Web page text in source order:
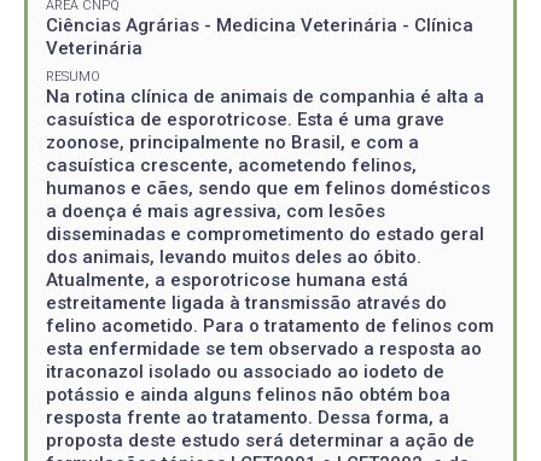
ÁREA CNPQ
Ciências Agrárias - Medicina Veterinária - Clínica
Veterinária
RESUMO
Na rotina clínica de animais de companhia é alta a
casuística de esporotricose. Esta é uma grave
zoonose, principalmente no Brasil, e com a
casuística crescente, acometendo felinos,
humanos e cães, sendo que em felinos domésticos
a doença é mais agressiva, com lesões
disseminadas e comprometimento do estado geral
dos animais, levando muitos deles ao óbito.
Atualmente, a esporotricose humana está
estreitamente ligada à transmissão através do
felino acometido. Para o tratamento de felinos com
esta enfermidade se tem observado a resposta ao
itraconazol isolado ou associado ao iodeto de
potássio e ainda alguns felinos não obtém boa
resposta frente ao tratamento. Dessa forma, a
proposta deste estudo será determinar a ação de